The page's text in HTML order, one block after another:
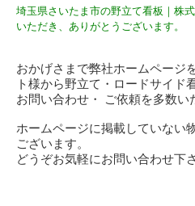
埼玉県さいたま市の野立て看板｜株
いただき、ありがとうございます。
おかげさまで弊社ホームページ
ト様から野立て・ロードサイド
お問い合わせ・ ご依頼を多数い
ホームページに掲載していない
ございます。
どうぞお気軽にお問い合わせ下